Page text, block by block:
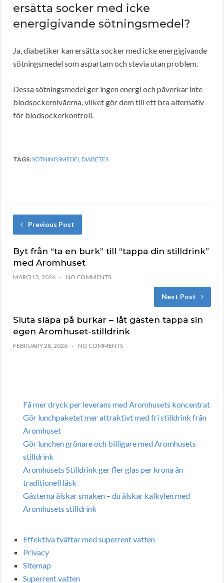
ersätta socker med icke
energigivande sötningsmedel?
Ja, diabetiker kan ersätta socker med icke energigivande
sötningsmedel som aspartam och stevia utan problem.
Dessa sötningsmedel ger ingen energi och påverkar inte
blodsockernivåerna, vilket gör dem till ett bra alternativ
för blodsockerkontroll.
TAGS:SÖTNINGSMEDEL DIABETES
Previous Post
Byt från “ta en burk” till “tappa din stilldrink”
med Aromhuset
MARCH 3, 2026 NO COMMENTS
Next Post
Sluta släpa på burkar – låt gästen tappa sin
egen Aromhuset-stilldrink
FEBRUARY 28, 2026 NO COMMENTS
Få mer dryck per leverans med Aromhusets koncentrat
Gör lunchpaketet mer attraktivt med fri stilldrink från
Aromhuset
Gör lunchen grönare och billigare med Aromhusets
stilldrink
Aromhusets Stilldrink ger fler glas per krona än
traditionell läsk
Gästerna älskar smaken – du älskar kalkylen med
Aromhusets stilldrink
Effektiva tvättar med superrent vatten
Privacy
Sitemap
Superrent vatten